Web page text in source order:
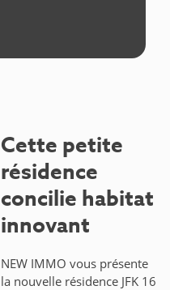
Cette petite
résidence
concilie habitat
innovant
NEW IMMO vous présente
la nouvelle résidence JFK 16